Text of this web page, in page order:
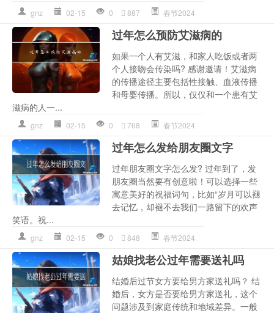
gnz 02-15 0 887 春节2024
过年怎么预防艾滋病的
如果一个人有艾滋，和家人吃饭或者两
个人接吻会传染吗? 感谢邀请！艾滋病
的传播途径主要包括性接触、血液传播
和母婴传播。所以，仅仅和一个患有艾
滋病的人一...
gnz 02-15 0 768 春节2024
过年怎么发给朋友圈文字
过年朋友圈文字怎么发? 过年到了，发
朋友圈当然要有创意啦！可以选择一些
寓意美好的祝福词句，比如“岁月可以褪
去记忆，却褪不去我们一路留下的欢声
笑语。祝...
gnz 02-15 0 848 春节2024
姑娘找老公过年需要送礼吗
结婚后过节女方要给男方家送礼吗？ 结
婚后，女方是否要给男方家送礼，这个
问题涉及到家庭传统和地域差异。一般